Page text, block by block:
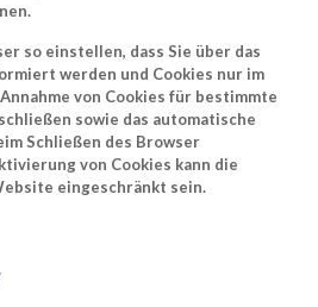
so einstellen, dass Sie über das
werden und Cookies nur im
von Cookies für bestimmte
sowie das automatische
Schließen des Browser
von Cookies kann die
eingeschränkt sein.